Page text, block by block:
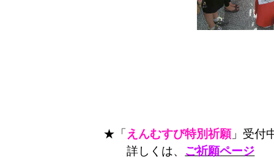
★「 えんむすび特別祈願」受付
詳しくは、 ご祈願ページ